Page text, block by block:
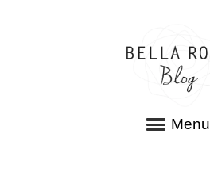
Menu